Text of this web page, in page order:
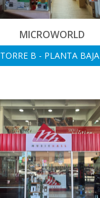
MICROWORLD
TORRE B - PLANTA BAJA